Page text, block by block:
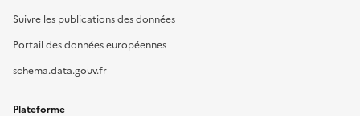
Suivre les publications des données
Portail des données européennes
schema.data.gouv.fr
Plateforme